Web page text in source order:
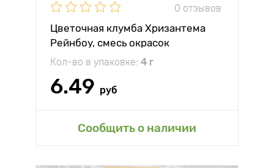
0 отзывов
Цветочная клумба Хризантема
Рейнбоу, смесь окрасок
Кол-во в упаковке: 4 г
6.49 руб
Сообщить о наличии